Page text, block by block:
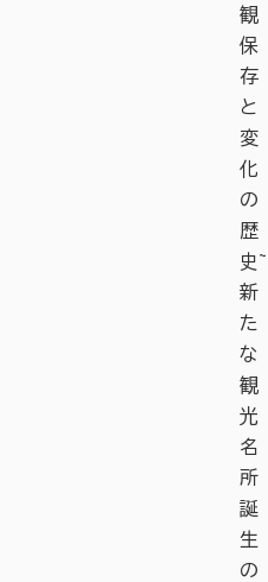
観
保
存
と
変
化
の
歴
史~
新
た
な
観
光
名
所
誕
生
の